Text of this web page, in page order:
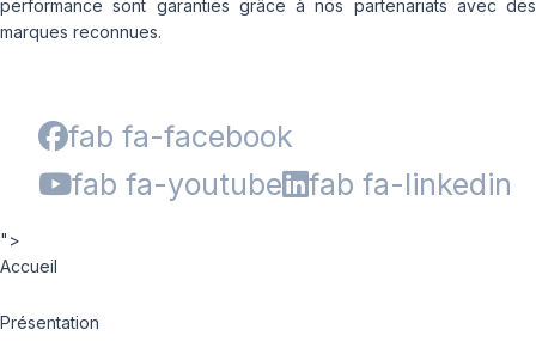
performance sont garanties grâce à nos partenariats avec des
marques reconnues.
fab fa-facebook
fab fa-youtube
fab fa-linkedin
">
Accueil
Présentation